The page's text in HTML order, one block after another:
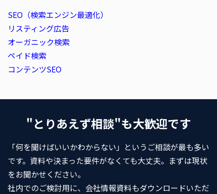
SEO（検索エンジン最適化）
リスティング広告
オーガニック検索
ペイド検索
コンテンツSEO
"とりあえず相談"も大歓迎です
「何を聞けばいいかわからない」というご相談が最も多い
です。資料や決まった要件がなくても大丈夫。まずは現状
をお聞かせください。
社内でのご検討用に、会社情報資料もダウンロードいただ